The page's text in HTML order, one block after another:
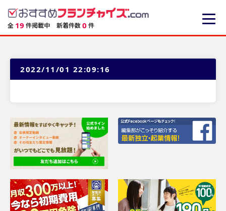
全 19 件掲載中 新着件数0 件
2022/11/01 22:09:16